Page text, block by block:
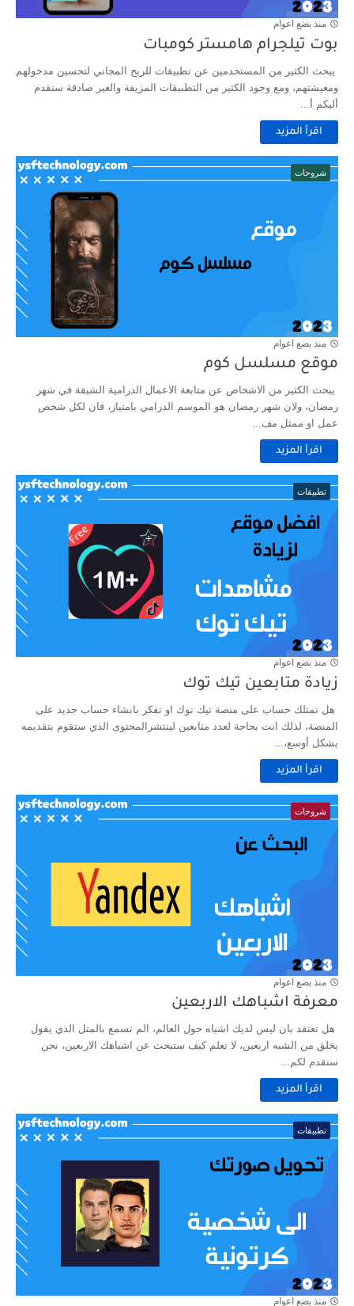
منذ بضع اعوام
بوت تيلجرام هامستر كومبات
يبحث الكثير من المستخدمين عن تطبيقات للربح المجاني لتحسين مدخولهم
ومعيشتهم، ومع وجود الكثير من التطبيقات المزيفة والغير صادقة سنقدم
أليكم أ...
اقرأ المزيد
شروحات
منذ بضع اعوام
موقع مسلسل كوم
يبحث الكثير من الاشخاص عن متابعة الاعمال الدرامية الشيقة في شهر
رمضان، ولان شهر رمضان هو الموسم الدرامي بامتياز، فان لكل شخص
عمل او ممثل مف...
اقرأ المزيد
تطبيقات
منذ بضع اعوام
زيادة متابعين تيك توك
هل تمتلك حساب على منصة تيك توك او تفكر بانشاء حساب جديد على
المنصة، لذلك انت بحاجة لعدد متابعين لينتشرالمحتوى الذي ستقوم بتقديمه
بشكل أوسع،...
اقرأ المزيد
شروحات
منذ بضع اعوام
معرفة اشباهك الاربعين
هل تعتقد بان ليس لديك اشباه حول العالم، الم تسمع بالمتل الذي يقول
يخلق من الشبه اربعين، لا تعلم كيف ستبحث عن اشباهك الاربعين، نحن
سنقدم لكم...
اقرأ المزيد
تطبيقات
منذ بضع اعوام